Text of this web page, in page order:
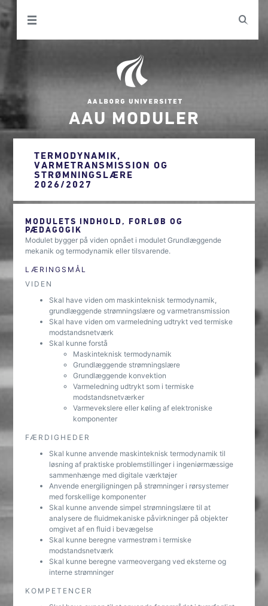
AAU MODULER
TERMODYNAMIK,
VARMETRANSMISSION OG
STRØMNINGSLÆRE
2026/2027
MODULETS INDHOLD, FORLØB OG
PÆDAGOGIK
Modulet bygger på viden opnået i modulet Grundlæggende
mekanik og termodynamik eller tilsvarende.
LÆRINGSMÅL
VIDEN
Skal have viden om maskinteknisk termodynamik,
grundlæggende strømningslære og varmetransmission
Skal have viden om varmeledning udtrykt ved termiske
modstandsnetværk
Skal kunne forstå
Maskinteknisk termodynamik
Grundlæggende strømningslære
Grundlæggende konvektion
Varmeledning udtrykt som i termiske
modstandsnetværker
Varmevekslere eller køling af elektroniske
komponenter
FÆRDIGHEDER
Skal kunne anvende maskinteknisk termodynamik til
løsning af praktiske problemstillinger i ingeniørmæssige
sammenhænge med digitale værktøjer
Anvende energiligningen på strømninger i rørsystemer
med forskellige komponenter
Skal kunne anvende simpel strømningslære til at
analysere de fluidmekaniske påvirkninger på objekter
omgivet af en fluid i bevægelse
Skal kunne beregne varmestrøm i termiske
modstandsnetværk
Skal kunne beregne varmeovergang ved eksterne og
interne strømninger
KOMPETENCER